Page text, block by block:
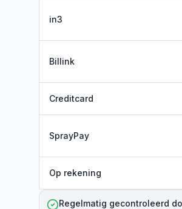
in3
Billink
Creditcard
SprayPay
Op rekening
Regelmatig gecontroleerd